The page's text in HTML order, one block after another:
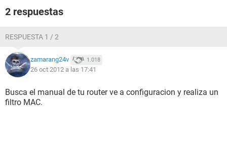
2 respuestas
RESPUESTA 1 / 2
zamarang24v 1.018
26 oct 2012 a las 17:41
Busca el manual de tu router ve a configuracion y realiza un
filtro MAC.